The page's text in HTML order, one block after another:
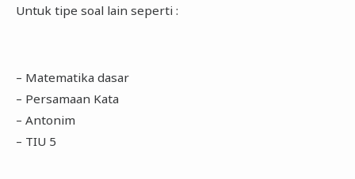
Untuk tipe soal lain seperti :
– Matematika dasar
– Persamaan Kata
– Antonim
– TIU 5